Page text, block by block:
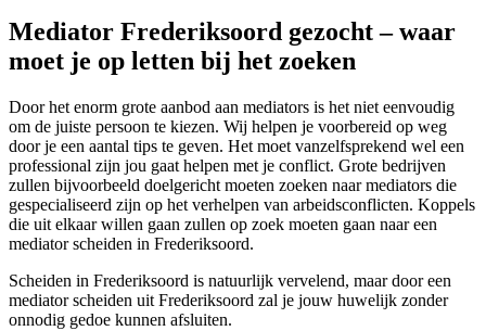
Mediator Frederiksoord gezocht – waar
moet je op letten bij het zoeken
Door het enorm grote aanbod aan mediators is het niet eenvoudig
om de juiste persoon te kiezen. Wij helpen je voorbereid op weg
door je een aantal tips te geven. Het moet vanzelfsprekend wel een
professional zijn jou gaat helpen met je conflict. Grote bedrijven
zullen bijvoorbeeld doelgericht moeten zoeken naar mediators die
gespecialiseerd zijn op het verhelpen van arbeidsconflicten. Koppels
die uit elkaar willen gaan zullen op zoek moeten gaan naar een
mediator scheiden in Frederiksoord.
Scheiden in Frederiksoord is natuurlijk vervelend, maar door een
mediator scheiden uit Frederiksoord zal je jouw huwelijk zonder
onnodig gedoe kunnen afsluiten.